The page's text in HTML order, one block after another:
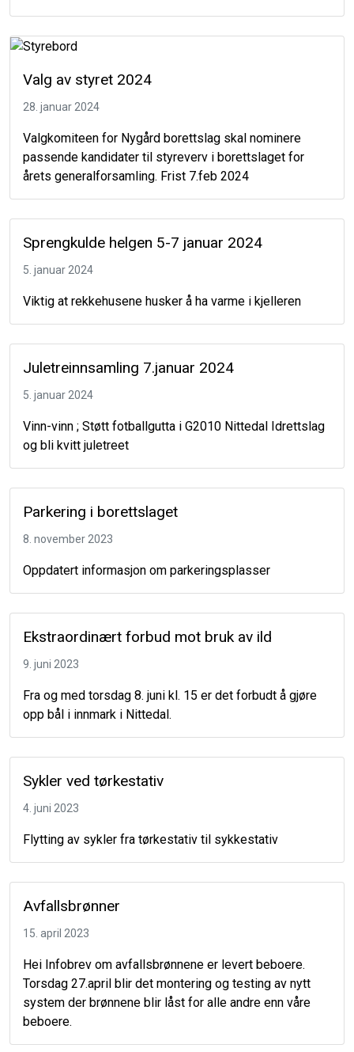
Valg av styret 2024
28. januar 2024
Valgkomiteen for Nygård borettslag skal nominere
passende kandidater til styreverv i borettslaget for
årets generalforsamling. Frist 7.feb 2024
Sprengkulde helgen 5-7 januar 2024
5. januar 2024
Viktig at rekkehusene husker å ha varme i kjelleren
Juletreinnsamling 7.januar 2024
5. januar 2024
Vinn-vinn ; Støtt fotballgutta i G2010 Nittedal Idrettslag
og bli kvitt juletreet
Parkering i borettslaget
8. november 2023
Oppdatert informasjon om parkeringsplasser
Ekstraordinært forbud mot bruk av ild
9. juni 2023
Fra og med torsdag 8. juni kl. 15 er det forbudt å gjøre
opp bål i innmark i Nittedal.
Sykler ved tørkestativ
4. juni 2023
Flytting av sykler fra tørkestativ til sykkestativ
Avfallsbrønner
15. april 2023
Hei Infobrev om avfallsbrønnene er levert beboere.
Torsdag 27.april blir det montering og testing av nytt
system der brønnene blir låst for alle andre enn våre
beboere.